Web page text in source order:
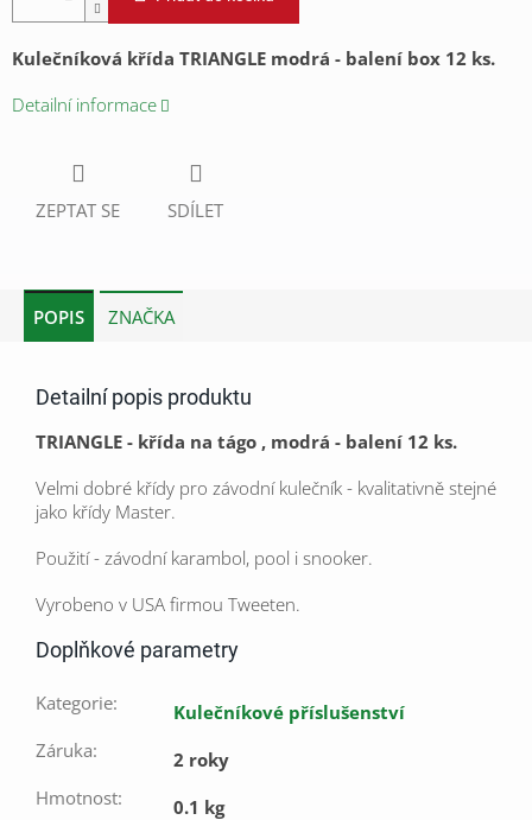
Kulečníková křída TRIANGLE modrá - balení box 12 ks.
Detailní informace
ZEPTAT SE SDÍLET
POPIS ZNAČKA
Detailní popis produktu
TRIANGLE - křída na tágo , modrá - balení 12 ks.
Velmi dobré křídy pro závodní kulečník - kvalitativně stejné
jako křídy Master.
Použití - závodní karambol, pool i snooker.
Vyrobeno v USA firmou Tweeten.
Doplňkové parametry
Kategorie:
Kulečníkové příslušenství
Záruka:
2 roky
Hmotnost:
0.1 kg